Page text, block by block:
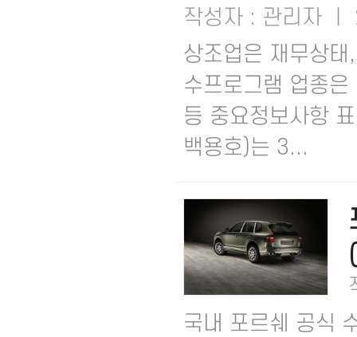
작성자 : 관리자
상조업은 재무상
수프로그램 업종
등 중요정보사항
백용호)는 3...
국내 포르쉐 공식